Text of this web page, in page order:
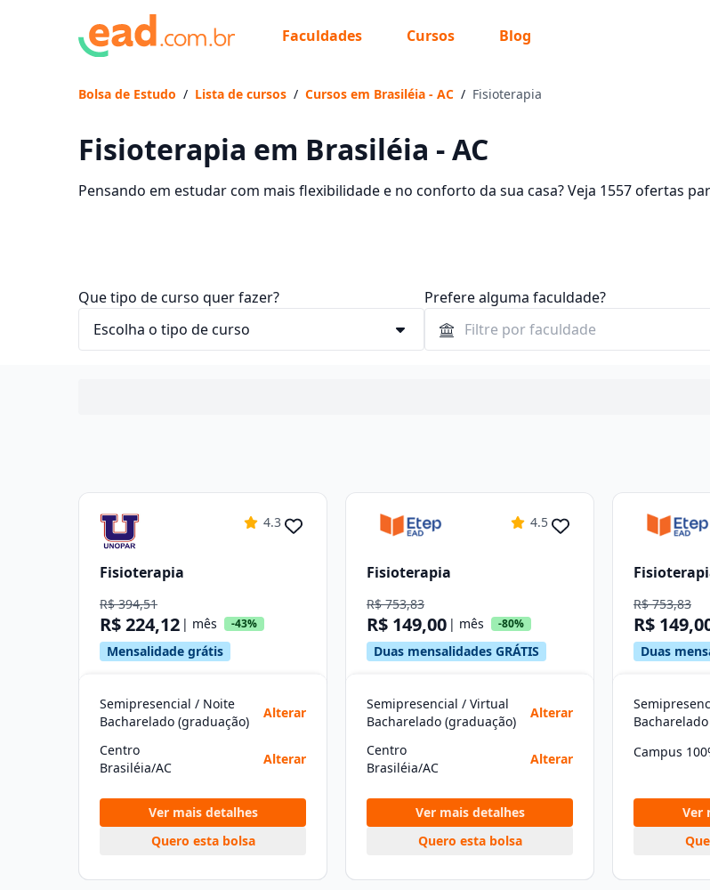
Faculdades Cursos Blog
Bolsa de Estudo / Lista de cursos / Cursos em Brasiléia - AC / Fisioterapia
Fisioterapia em Brasiléia - AC
Pensando em estudar com mais flexibilidade e no conforto da sua casa? Veja 1557 ofertas
Que tipo de curso quer fazer? Prefere alguma faculdade?
4.3
Fisioterapia
R$ 394,51
R$ 224,12 | mês -43%
Mensalidade grátis
Semipresencial / Noite
Bacharelado (graduação)
Alterar
Centro
Brasiléia/AC
Alterar
Ver mais detalhes
Quero esta bolsa
4.5
Fisioterapia
R$ 753,83
R$ 149,00 | mês -80%
Duas mensalidades GRÁTIS
Semipresencial / Virtual
Bacharelado (graduação)
Alterar
Centro
Brasiléia/AC
Alterar
Ver mais detalhes
Quero esta bolsa
R$ 753,83
R$
Duas
Campus
Ver